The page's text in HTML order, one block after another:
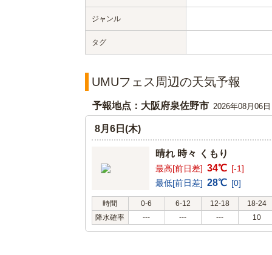
ジャンル
タグ
UMUフェス周辺の天気予報
予報地点：大阪府泉佐野市 2026年08月06
8月6日(木)
晴れ 時々 くもり
最高[前日差] 34℃ [-1]
最低[前日差] 28℃ [0]
時間 0-6 6-12 12-18
18-24
降水確率
--- --- --- 10